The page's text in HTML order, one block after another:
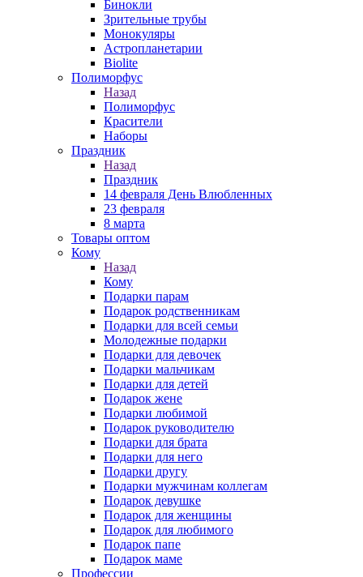
Бинокли
Зрительные трубы
Монокуляры
Астропланетарии
Biolite
Полиморфус
Назад
Полиморфус
Красители
Наборы
Праздник
Назад
Праздник
14 февраля День Влюбленных
23 февраля
8 марта
Товары оптом
Кому
Назад
Кому
Подарки парам
Подарок родственникам
Подарки для всей семьи
Молодежные подарки
Подарки для девочек
Подарки мальчикам
Подарки для детей
Подарок жене
Подарки любимой
Подарок руководителю
Подарки для брата
Подарки для него
Подарки другу
Подарки мужчинам коллегам
Подарок девушке
Подарок для женщины
Подарок для любимого
Подарок папе
Подарок маме
Профессии